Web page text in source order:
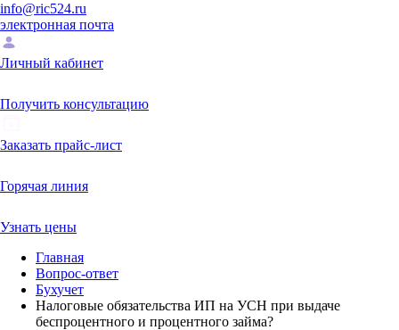
info@ric524.ru
электронная почта
Личный кабинет
Получить консультацию
Заказать прайс-лист
Горячая линия
Узнать цены
Главная
Вопрос-ответ
Бухучет
Налоговые обязательства ИП на УСН при выдаче
беспроцентного и процентного займа?